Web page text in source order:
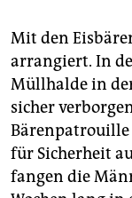
Mit den
arrangiert. In
Müllhalde in
sicher
Bärenpatrouille
für Sicherheit
fangen die